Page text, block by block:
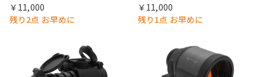
￥11,000
残り2点 お早めに
￥11,000
残り1点 お早めに